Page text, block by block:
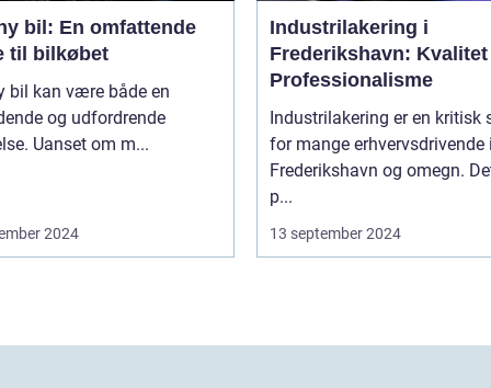
bil: En omfattende
til bilkøbet
bil kan være både en
og udfordrende
Uanset om m...
2024
Industrilakering i
Frederikshavn:
Professionalisme
Industrilakering er en kritisk
for mange erhvervsdrivende
Frederikshavn og omegn.
p...
13 september 2024